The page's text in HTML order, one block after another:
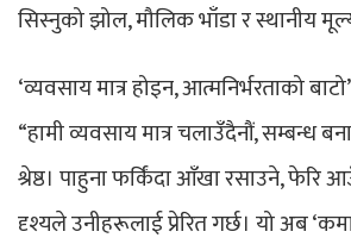
सिस्नुको झोल, मौलिक भाँडा र स्थानीय
‘व्यवसाय मात्र होइन, आत्मनिर्भरताको बाटो’
“हामी व्यवसाय मात्र चलाउँदैनौं, सम्बन्ध
श्रेष्ठ। पाहुना फर्किंदा आँखा रसाउने, फेरि
दृश्यले उनीहरूलाई प्रेरित गर्छ। यो अब